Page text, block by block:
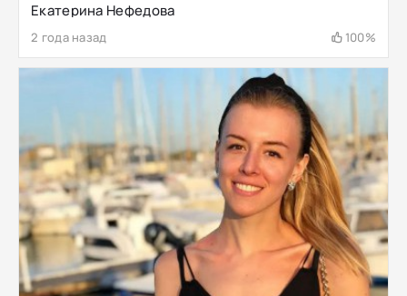
Екатерина Нефедова
2 года назад 100%